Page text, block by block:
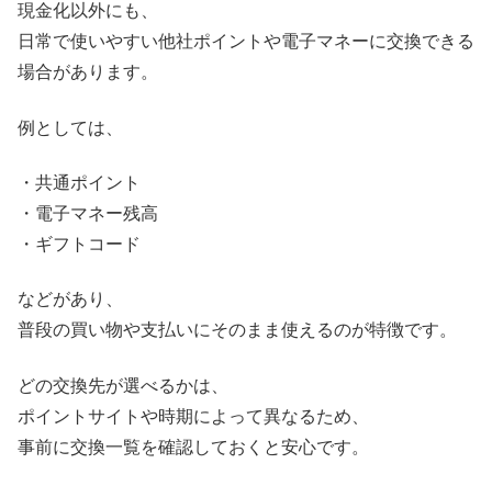
現金化以外にも、
日常で使いやすい他社ポイントや電子マネーに交換できる
場合があります。
例としては、
・共通ポイント
・電子マネー残高
・ギフトコード
などがあり、
普段の買い物や支払いにそのまま使えるのが特徴です。
どの交換先が選べるかは、
ポイントサイトや時期によって異なるため、
事前に交換一覧を確認しておくと安心です。